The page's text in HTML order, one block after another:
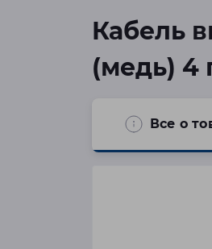
Кабель
(медь) 4
Все о